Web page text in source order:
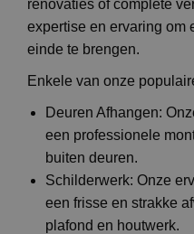
renovaties of complete
expertise en ervaring om
einde te brengen.
Enkele van onze
Deuren Afhangen:
een professionele
buiten deuren.
Schilderwerk: Onze
een frisse en strakke
plafond en houtwerk.